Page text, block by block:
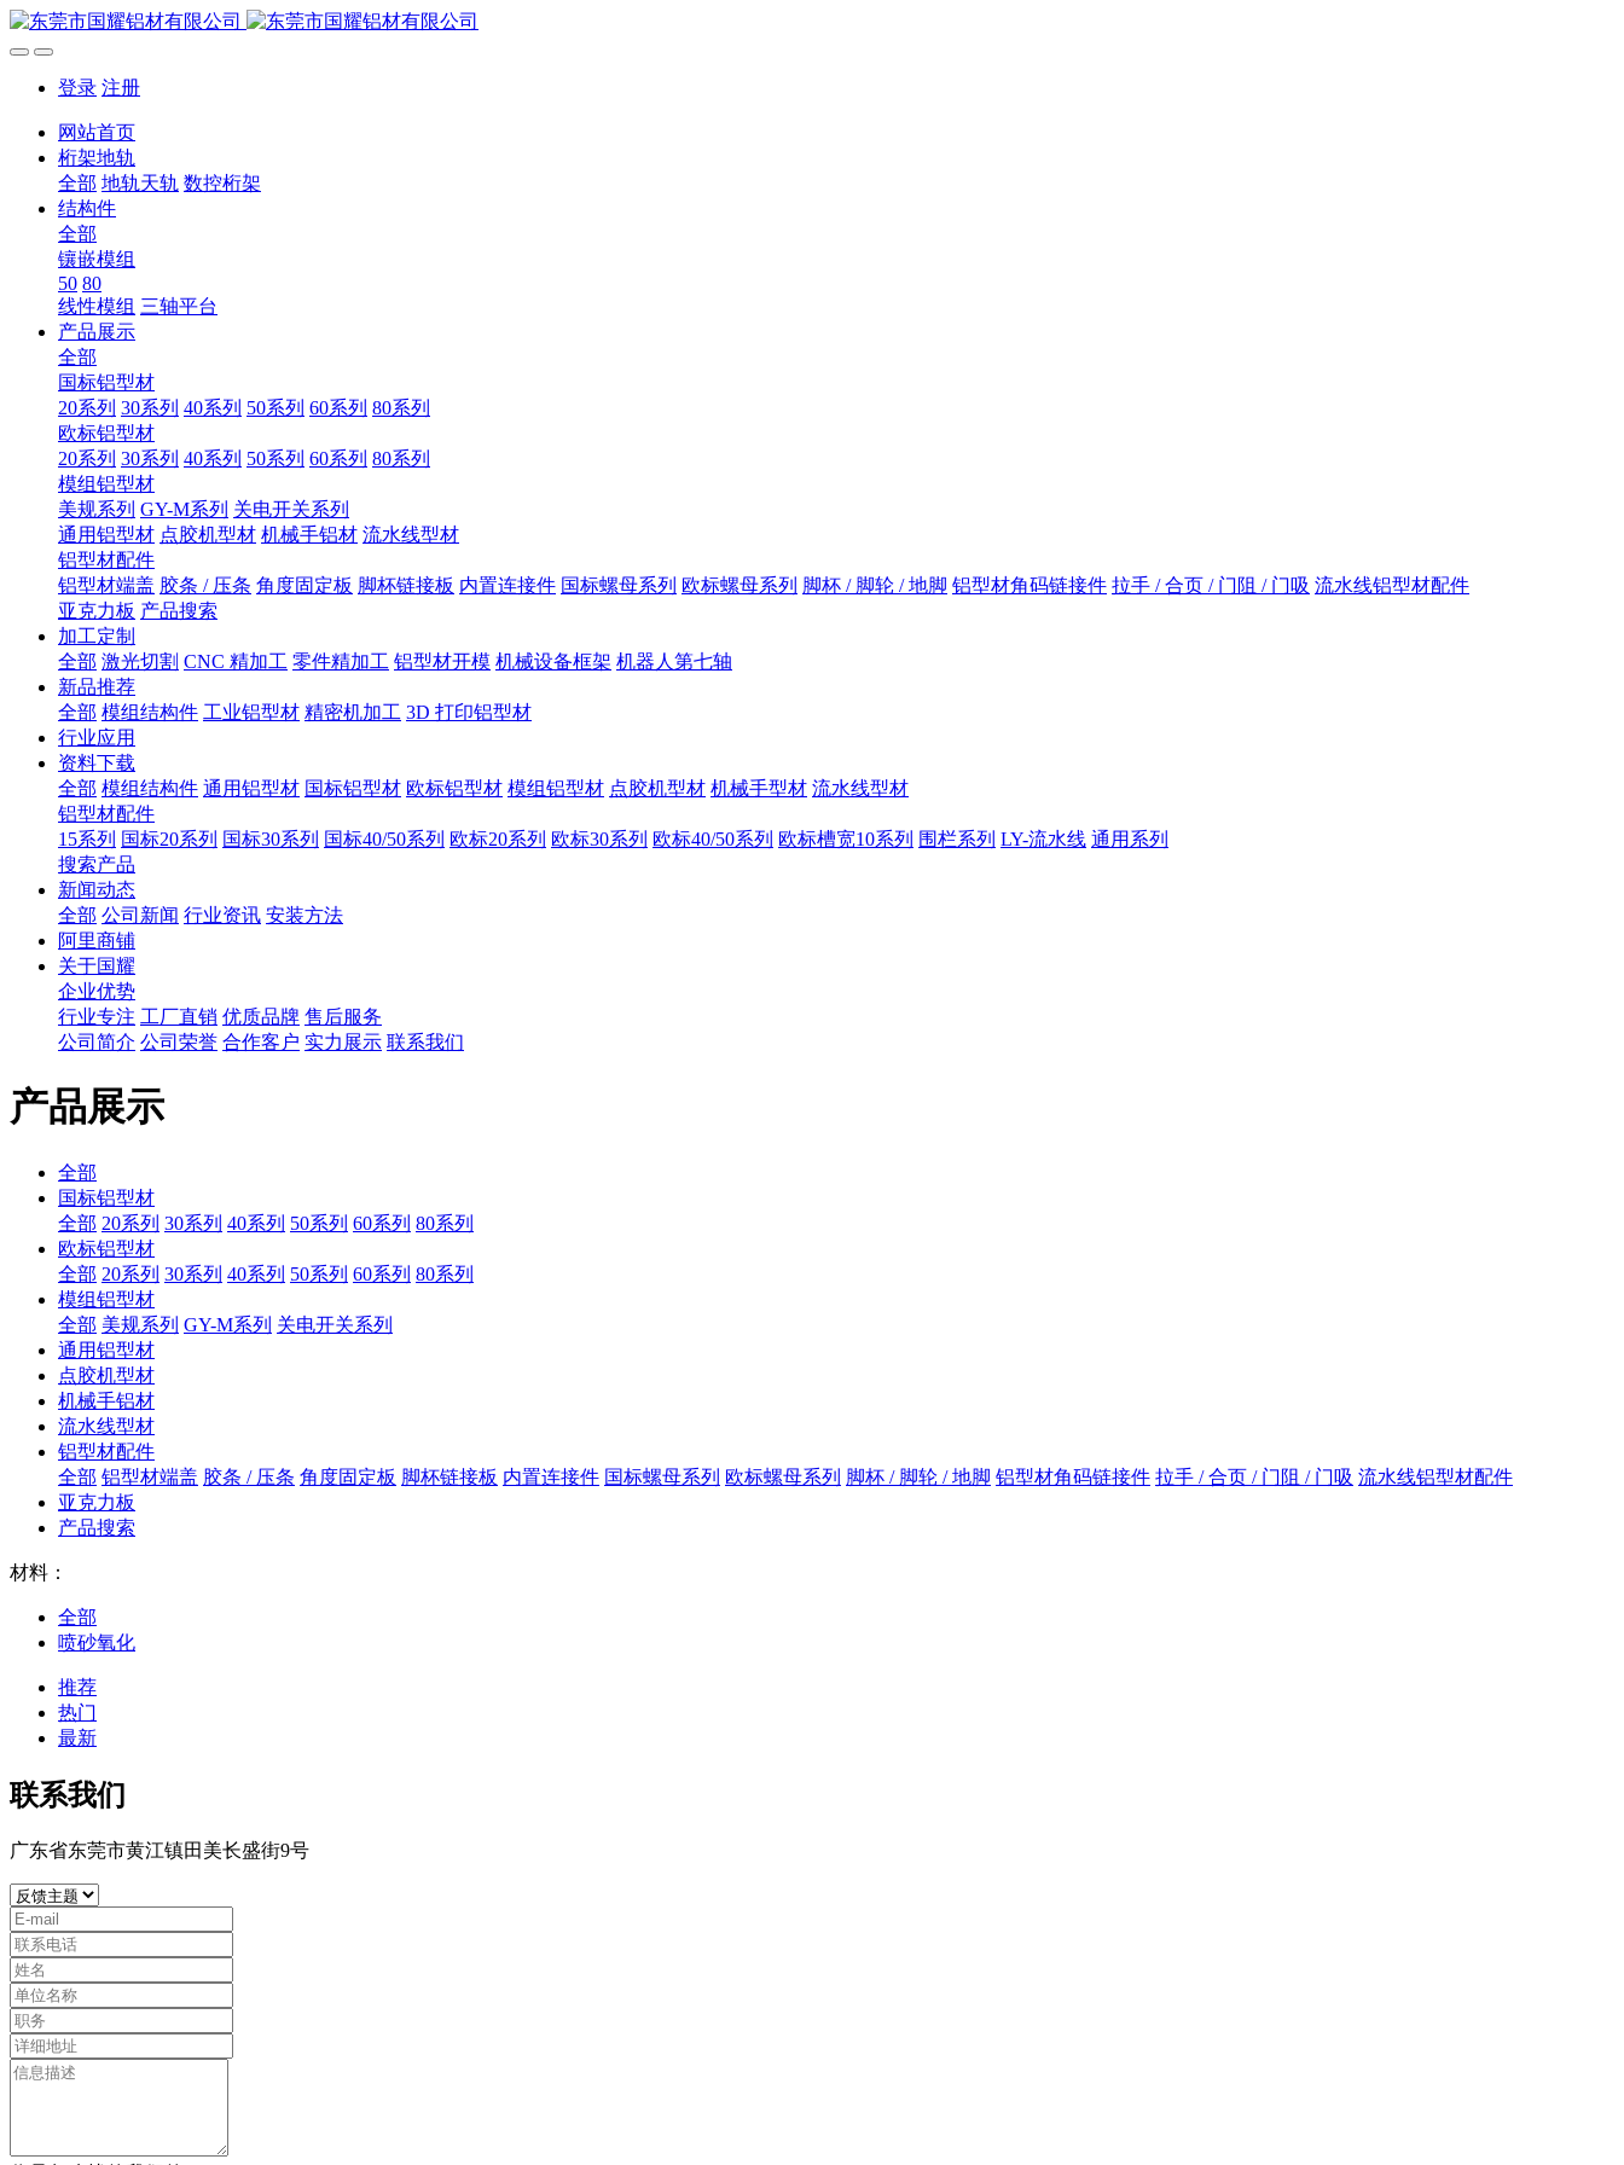
登录 注册
网站首页
桁架地轨
全部 地轨天轨 数控桁架
结构件
全部
镶嵌模组
50 80
线性模组 三轴平台
产品展示
全部
国标铝型材
20系列 30系列 40系列 50系列 60系列 80系列
欧标铝型材
20系列 30系列 40系列 50系列 60系列 80系列
模组铝型材
美规系列 GY-M系列 关电开关系列
通用铝型材 点胶机型材 机械手铝材 流水线型材
铝型材配件
铝型材端盖 胶条 / 压条 角度固定板 脚杯链接板 内置连接件 国标螺母系列 欧标螺母系列 脚杯 / 脚轮 / 地脚 铝型材角码链接件 拉手 / 合页 / 门阻 / 门吸 流水线铝型材配件
亚克力板 产品搜索
加工定制
全部 激光切割 CNC 精加工 零件精加工 铝型材开模 机械设备框架 机器人第七轴
新品推荐
全部 模组结构件 工业铝型材 精密机加工 3D 打印铝型材
行业应用
资料下载
全部 模组结构件 通用铝型材 国标铝型材 欧标铝型材 模组铝型材 点胶机型材 机械手型材 流水线型材
铝型材配件
15系列 国标20系列 国标30系列 国标40/50系列 欧标20系列 欧标30系列 欧标40/50系列 欧标槽宽10系列 围栏系列 LY-流水线 通用系列
搜索产品
新闻动态
全部 公司新闻 行业资讯 安装方法
阿里商铺
关于国耀
企业优势
行业专注 工厂直销 优质品牌 售后服务
公司简介 公司荣誉 合作客户 实力展示 联系我们
产品展示
全部
国标铝型材
全部 20系列 30系列 40系列 50系列 60系列 80系列
欧标铝型材
全部 20系列 30系列 40系列 50系列 60系列 80系列
模组铝型材
全部 美规系列 GY-M系列 关电开关系列
通用铝型材
点胶机型材
机械手铝材
流水线型材
铝型材配件
全部 铝型材端盖 胶条 / 压条 角度固定板 脚杯链接板 内置连接件 国标螺母系列 欧标螺母系列 脚杯 / 脚轮 / 地脚 铝型材角码链接件 拉手 / 合页 / 门阻 / 门吸 流水线铝型材配件
亚克力板
产品搜索
材料：
全部
喷砂氧化
推荐
热门
最新
联系我们
广东省东莞市黄江镇田美长盛街9号